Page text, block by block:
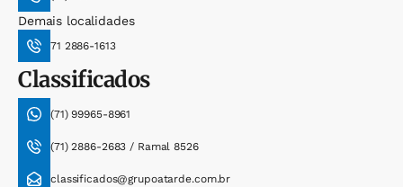
Demais localidades
71 2886-1613
Classificados
(71) 99965-8961
(71) 2886-2683 / Ramal 8526
classificados@grupoatarde.com.br